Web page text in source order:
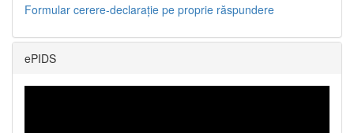
Formular cerere-declarație pe proprie răspundere
ePIDS